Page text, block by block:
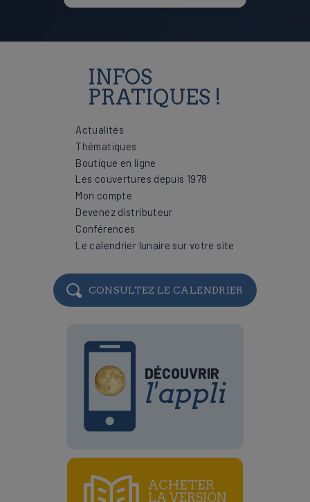
INFOS
PRATIQUES !
Actualités
Thématiques
Boutique en ligne
Les couvertures depuis 1978
Mon compte
Devenez distributeur
Conférences
Le calendrier lunaire sur votre site
CONSULTEZ LE CALENDRIER
DÉCOUVRIR
l'appli
ACHETER
LA VERSION